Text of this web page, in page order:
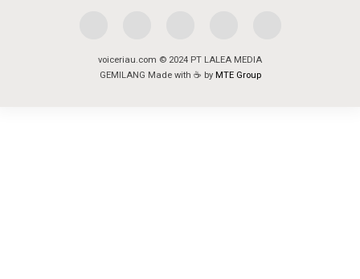
voiceriau.com © 2024 PT LALEA MEDIA
GEMILANG Made with ☕ by MTE Group